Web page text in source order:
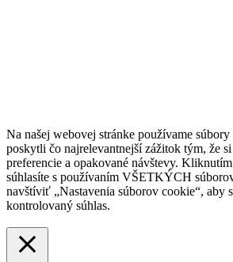
Na našej webovej stránke používame
poskytli čo najrelevantnejší zážitok tým, že si
preferencie a opakované návštevy.
súhlasíte s používaním VŠETKÝCH
navštíviť „Nastavenia súborov cookie“, aby
kontrolovaný súhlas.